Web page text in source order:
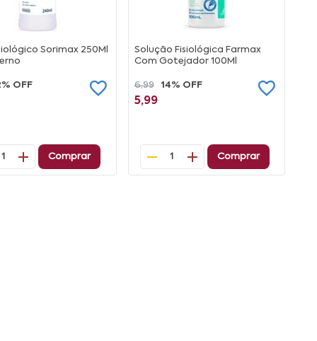
Sorimax 250Ml
OFF
1 Comprar
Solução Fisiológica Farmax
Com Gotejador 100Ml
6,99 14% OFF
5,99
1 Comprar